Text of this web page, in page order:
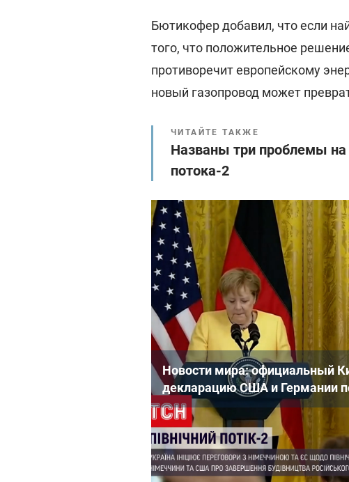
Бютикофер добавил, что если
того, что положительное
противоречит европейскому
новый газопровод может
ЧИТАЙТЕ ТАКЖЕ
Названы три проблемы на
потока-2
Новости мира: официальный
декларацию США и Германии
Ранее американский дипломат
Соединенные Штаты и Германия
газопроводаСеверный поток – 2